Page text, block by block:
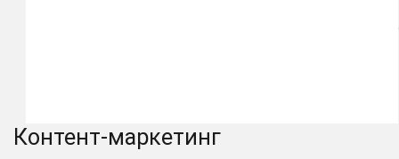
Контент-маркетинг